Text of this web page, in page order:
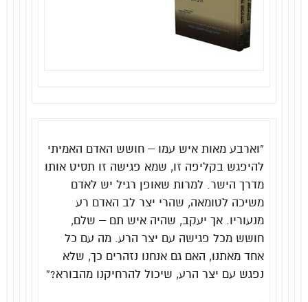
“וארבע מאות איש עמו – חושש האדם האמיתי
להיפגש בקליפה זו, שמא פגישה זו תסיט אותו
מדרך הישר. למרות שאופן רגיל יש לאדם
משיכה לטומאה, שהרי יצר לב האדם רע
מנעוריו. אך יעקב, שהיה איש תם – שלם,
חושש מכל פגישה עם יצר הרע. מה עם כל
אחד מאתנו, האם גם אנחנו נזהרים כך, שלא
נפגש עם יצר הרע, שיכול להרחיקנו מהבורא?”